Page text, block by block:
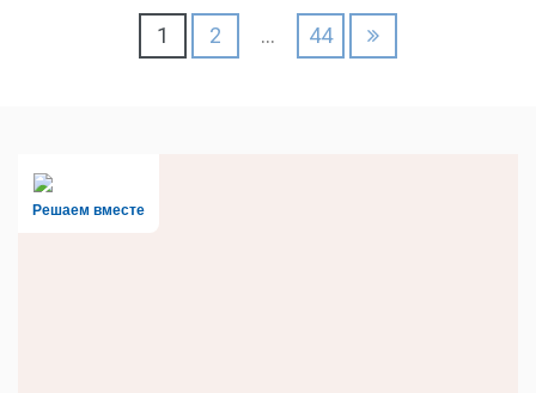
Пагинация
1 2 … 44
Решаем вместе